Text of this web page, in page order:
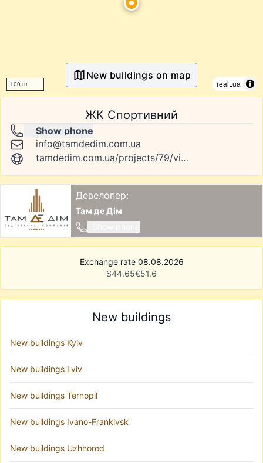
100 m realt.ua
New buildings on map
ЖК Спортивний
Show phone
info@tamdedim.com.ua
tamdedim.com.ua/projects/79/view/
Девелопер:
Там де Дім
Exchange rate 08.08.2026
$44.65€51.6
New buildings
New buildings Kyiv
New buildings Lviv
New buildings Ternopil
New buildings Ivano-Frankivsk
New buildings Uzhhorod